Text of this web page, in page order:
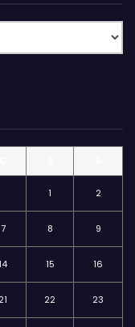
1 2
7 8 9
15 16
21 22 23